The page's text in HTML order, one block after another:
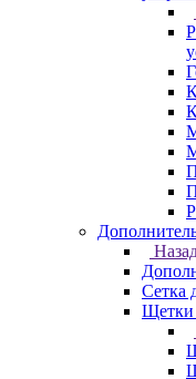
Сетка
Щетки